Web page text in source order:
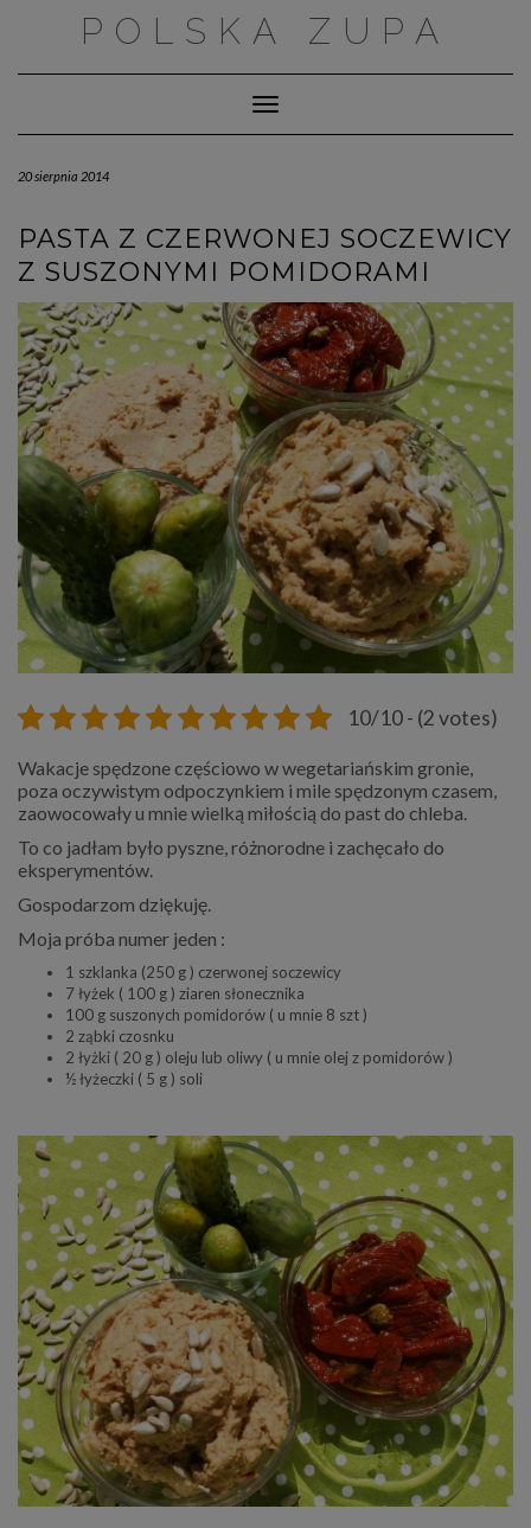
POLSKA ZUPA
Toggle Navigation
20 sierpnia 2014
PASTA Z CZERWONEJ SOCZEWICY
Z SUSZONYMI POMIDORAMI
10/10 - (2 votes)
Wakacje spędzone częściowo w wegetariańskim gronie,
poza oczywistym odpoczynkiem i mile spędzonym czasem,
zaowocowały u mnie wielką miłością do past do chleba.
To co jadłam było pyszne, różnorodne i zachęcało do
eksperymentów.
Gospodarzom dziękuję.
Moja próba numer jeden :
1 szklanka (250 g ) czerwonej soczewicy
7 łyżek ( 100 g ) ziaren słonecznika
100 g suszonych pomidorów ( u mnie 8 szt )
2 ząbki czosnku
2 łyżki ( 20 g ) oleju lub oliwy ( u mnie olej z pomidorów )
½ łyżeczki ( 5 g ) soli